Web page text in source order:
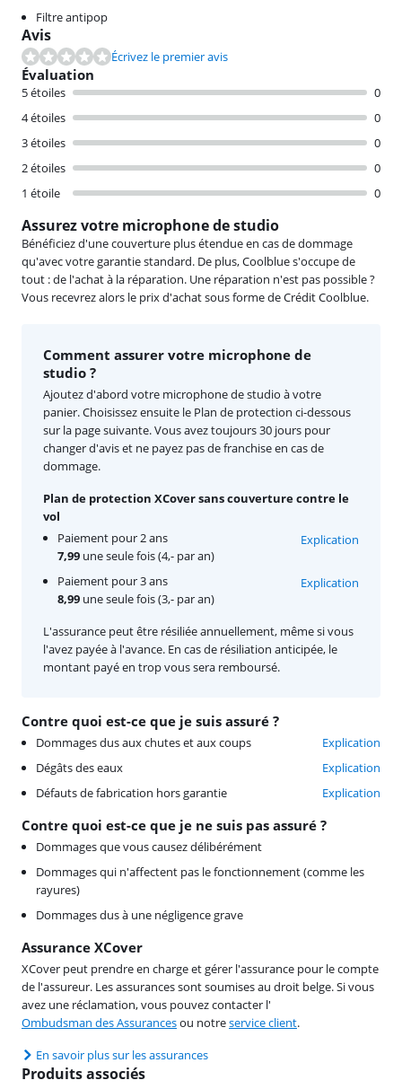
Filtre antipop
Avis
Écrivez le premier avis
Évaluation
5 étoiles
0
4 étoiles
0
3 étoiles
0
2 étoiles
0
1 étoile
0
Assurez votre microphone de studio
Bénéficiez d'une couverture plus étendue en cas de dommage
qu'avec votre garantie standard. De plus, Coolblue s'occupe de
tout : de l'achat à la réparation. Une réparation n'est pas possible ?
Vous recevrez alors le prix d'achat sous forme de Crédit Coolblue.
Contre quoi est-ce que je suis assuré ?
Dommages dus aux chutes et aux coups
Explication
Dégâts des eaux
Explication
Défauts de fabrication hors garantie
Explication
Contre quoi est-ce que je ne suis pas assuré ?
Dommages que vous causez délibérément
Dommages qui n'affectent pas le fonctionnement (comme les
rayures)
Dommages dus à une négligence grave
Assurance XCover
XCover peut prendre en charge et gérer l'assurance pour le compte
de l'assureur. Les assurances sont soumises au droit belge. Si vous
avez une réclamation, vous pouvez contacter l'
Ombudsman des Assurancesou notreservice client.
En savoir plus sur les assurances
Comment assurer votre microphone de
studio ?
Ajoutez d'abord votre microphone de studio à votre
panier. Choisissez ensuite le Plan de protection ci-dessous
sur la page suivante. Vous avez toujours 30 jours pour
changer d'avis et ne payez pas de franchise en cas de
dommage.
Plan de protection XCover sans couverture contre le
vol
Paiement pour 2 ans
7,99 une seule fois (4,- par an)
Explication
Paiement pour 3 ans
8,99 une seule fois (3,- par an)
Explication
L'assurance peut être résiliée annuellement, même si vous
l'avez payée à l'avance. En cas de résiliation anticipée, le
montant payé en trop vous sera remboursé.
Produits associés